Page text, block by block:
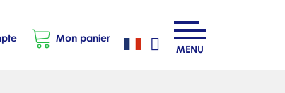
Mon panier
MENU